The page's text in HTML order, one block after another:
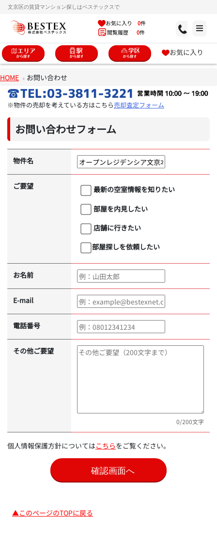
文京区の賃貸マンション探しはベステックスで
お気に入り 0件
閲覧履歴 0件
お気に入り
HOME お問い合わせ
※物件の売却を考えている方はこちら売却査定フォーム
お問い合わせフォーム
物件名
ご要望
最新の空室情報を知りたい
部屋を内見したい
店舗に行きたい
部屋探しを依頼したい
お名前
E-mail
電話番号
その他ご要望
0/200文字
個人情報保護方針についてはこちらをご覧ください。
▲このページのTOPに戻る